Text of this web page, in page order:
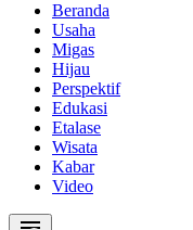
Beranda
Usaha
Migas
Hijau
Perspektif
Edukasi
Etalase
Wisata
Kabar
Video